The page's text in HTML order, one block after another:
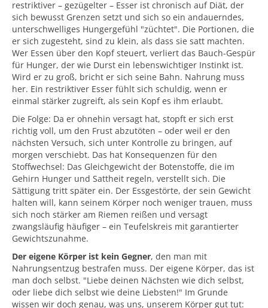
restriktiver – gezügelter – Esser ist chronisch auf Diät, der
sich bewusst Grenzen setzt und sich so ein andauerndes,
unterschwelliges Hungergefühl "züchtet". Die Portionen, die
er sich zugesteht, sind zu klein, als dass sie satt machten.
Wer Essen über den Kopf steuert, verliert das Bauch-Gespür
für Hunger, der wie Durst ein lebenswichtiger Instinkt ist.
Wird er zu groß, bricht er sich seine Bahn. Nahrung muss
her. Ein restriktiver Esser fühlt sich schuldig, wenn er
einmal stärker zugreift, als sein Kopf es ihm erlaubt.
Die Folge: Da er ohnehin versagt hat, stopft er sich erst
richtig voll, um den Frust abzutöten – oder weil er den
nächsten Versuch, sich unter Kontrolle zu bringen, auf
morgen verschiebt. Das hat Konsequenzen für den
Stoffwechsel: Das Gleichgewicht der Botenstoffe, die im
Gehirn Hunger und Sattheit regeln, verstellt sich. Die
Sättigung tritt später ein. Der Essgestörte, der sein Gewicht
halten will, kann seinem Körper noch weniger trauen, muss
sich noch stärker am Riemen reißen und versagt
zwangsläufig häufiger – ein Teufelskreis mit garantierter
Gewichtszunahme.
Der eigene Körper ist kein Gegner, den man mit
Nahrungsentzug bestrafen muss. Der eigene Körper, das ist
man doch selbst. "Liebe deinen Nächsten wie dich selbst,
oder liebe dich selbst wie deine Liebsten!" Im Grunde
wissen wir doch genau, was uns, unserem Körper gut tut: